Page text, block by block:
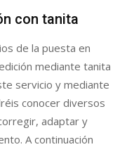
con tanita
de la puesta en
mediante tanita
servicio y mediante
conocer diversos
adaptar y
A continuación